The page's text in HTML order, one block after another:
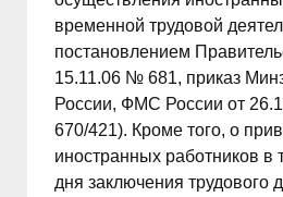
временной трудовой
постановлением
15.11.06 № 681, приказ
России, ФМС России от
670/421). Кроме того, о
иностранных работников в
дня заключения трудового